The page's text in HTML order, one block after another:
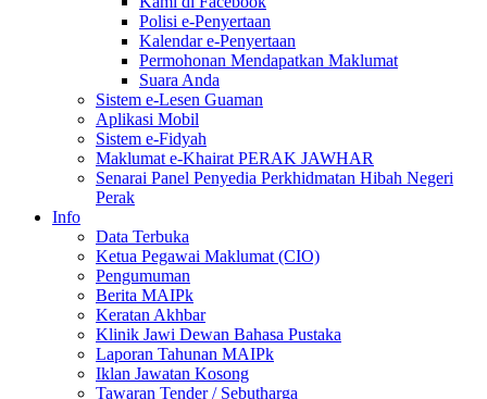
Polisi e-Penyertaan
Kalendar e-Penyertaan
Permohonan Mendapatkan Maklumat
Suara Anda
Sistem e-Lesen Guaman
Aplikasi Mobil
Sistem e-Fidyah
Maklumat e-Khairat PERAK JAWHAR
Senarai Panel Penyedia Perkhidmatan Hibah Negeri
Perak
Info
Data Terbuka
Ketua Pegawai Maklumat (CIO)
Pengumuman
Berita MAIPk
Keratan Akhbar
Klinik Jawi Dewan Bahasa Pustaka
Laporan Tahunan MAIPk
Iklan Jawatan Kosong
Tawaran Tender / Sebutharga